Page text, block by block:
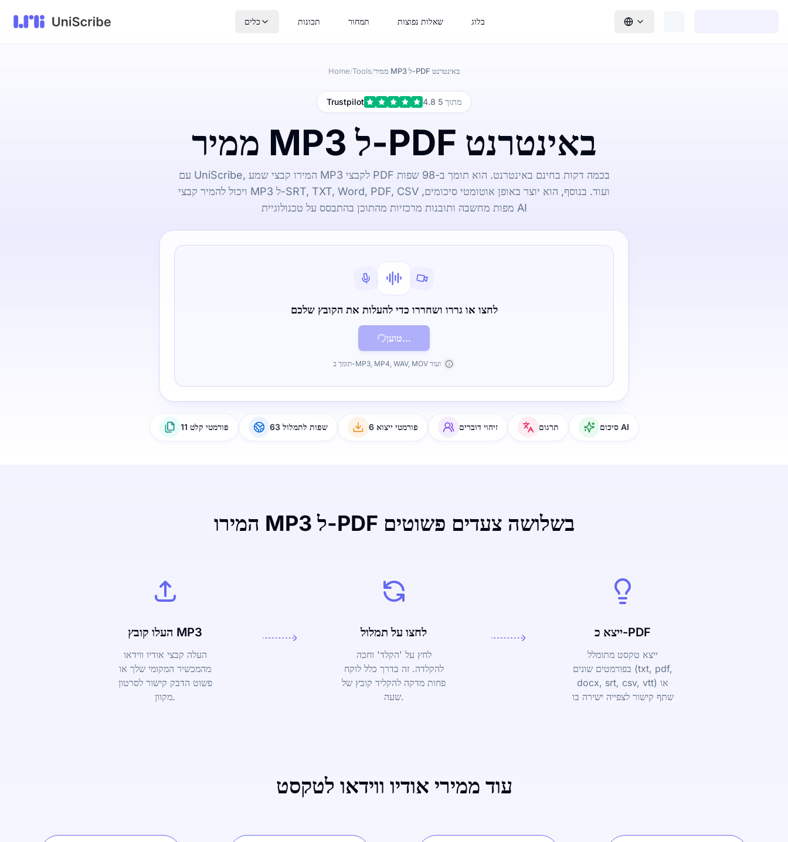
כלים תכונות תמחור שאלות נפוצות בלוג
Home/Tools/ ממיר MP3 ל-PDF באינטרנט
Trustpilot 4.8 מתוך 5
ממיר MP3 ל-PDF באינטרנט
עם UniScribe, המירו קבצי שמע MP3 לקבצי PDF בכמה דקות בחינם באינטרנט. הוא תומך ב-98 שפות
ויכול להמיר קבצי MP3 ל-SRT, TXT, Word, PDF, CSV ועוד. בנוסף, הוא יוצר באופן אוטומטי סיכומים,
מפות מחשבה ותובנות מרכזיות מהתוכן בהתבסס על טכנולוגיית AI
לחצו או גררו ושחררו כדי להעלות את הקובץ שלכם
טוען...
תומך ב-MP3, MP4, WAV, MOV ועוד
11 פורמטי קלט 63 שפות לתמלול 6 פורמטי ייצוא זיהוי דוברים תרגום סיכום AI
המירו MP3 ל-PDF בשלושה צעדים פשוטים
העלו קובץ MP3
העלה קבצי אודיו ווידאו
מהמכשיר המקומי שלך או
פשוט הדבק קישור לסרטון
מקוון.
לחצו על תמלול
לחץ על 'הקלד' וחכה
להקלדה. זה בדרך כלל לוקח
פחות מדקה להקליד קובץ של
שעה.
ייצא כ-PDF
ייצא טקסט מתומלל
בפורמטים שונים (txt, pdf,
docx, srt, csv, vtt) או
שתף קישור לצפייה ישירה בו
עוד ממירי אודיו ווידאו לטקסט